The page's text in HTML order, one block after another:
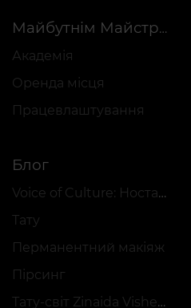
Майбутнім Майстрам
Академія
Оренда місця
Працевлаштування
Блог
Voice of Culture: Ностальгія за 2000-ми
Тату
Перманентний макіяж
Пірсинг
Тату-світ Zinaida Vishenka